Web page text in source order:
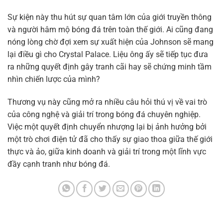
Sự kiện này thu hút sự quan tâm lớn của giới truyền thông
và người hâm mộ bóng đá trên toàn thế giới. Ai cũng đang
nóng lòng chờ đợi xem sự xuất hiện của Johnson sẽ mang
lại điều gì cho Crystal Palace. Liệu ông ấy sẽ tiếp tục đưa
ra những quyết định gây tranh cãi hay sẽ chứng minh tầm
nhìn chiến lược của mình?
Thương vụ này cũng mở ra nhiều câu hỏi thú vị về vai trò
của công nghệ và giải trí trong bóng đá chuyên nghiệp.
Việc một quyết định chuyển nhượng lại bị ảnh hưởng bởi
một trò chơi điện tử đã cho thấy sự giao thoa giữa thế giới
thực và ảo, giữa kinh doanh và giải trí trong một lĩnh vực
đầy cạnh tranh như bóng đá.